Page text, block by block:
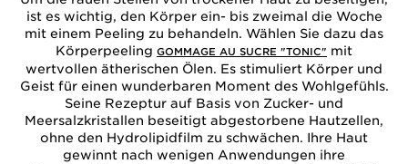
ist es wichtig, den Körper ein- bis zweimal die Woche
mit einem Peeling zu behandeln. Wählen Sie dazu das
Körperpeeling GOMMAGE AU SUCRE "TONIC" mit
wertvollen ätherischen Ölen. Es stimuliert Körper und
Geist für einen wunderbaren Moment des Wohlgefühls.
Seine Rezeptur auf Basis von Zucker- und
Meersalzkristallen beseitigt abgestorbene Hautzellen,
ohne den Hydrolipidfilm zu schwächen. Ihre Haut
gewinnt nach wenigen Anwendungen ihre